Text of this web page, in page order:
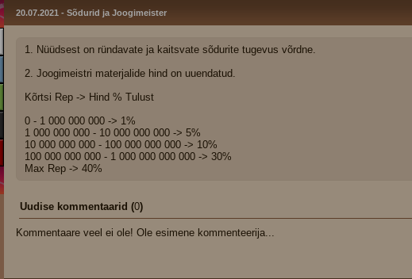
20.07.2021 - Sõdurid ja Joogimeister
1. Nüüdsest on ründavate ja kaitsvate sõdurite tugevus võrdne.
2. Joogimeistri materjalide hind on uuendatud.
Kõrtsi Rep -> Hind % Tulust
0 - 1 000 000 000 -> 1%
1 000 000 000 - 10 000 000 000 -> 5%
10 000 000 000 - 100 000 000 000 -> 10%
100 000 000 000 - 1 000 000 000 000 -> 30%
Max Rep -> 40%
Uudise kommentaarid (0)
Kommentaare veel ei ole! Ole esimene kommenteerija...